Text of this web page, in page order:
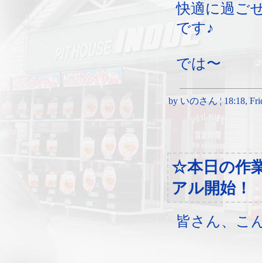
快適に過ご
です♪
では〜
by いのさん ¦ 18:18,
☆本日の作
アル開始！
皆さん、こ